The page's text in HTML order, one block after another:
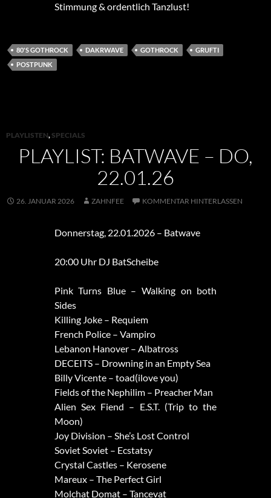
Stimmung & ordentlich Tanzlust!
80'S GOTHROCK DAKRWAVE GOTHROCK
GRUFTI
POSTPUNK
PLAYLISTEN, SPECIALS
PLAYLIST: BATWAVE – DO,
22.01.26
26. JANUAR 2026 ZAHNFEE KOMMENTAR HINTERLASSEN
Donnerstag, 22.01.2026 – Batwave
20:00 Uhr DJ BatScheibe
Pink Turns Blue – Walking on both
Sides
Killing Joke – Requiem
French Police – Vampiro
Lebanon Hanover – Albatross
DECEITS – Drowning in an Empty Sea
Billy Vicente – toad(ilove you)
Fields of the Nephilim – Preacher Man
Alien Sex Fiend – E.S.T. (Trip to the
Moon)
Joy Division – She’s Lost Control
Soviet Soviet – Ecstatsy
Crystal Castles – Kerosene
Mareux – The Perfect Girl
Molchat Domat – Tancevat